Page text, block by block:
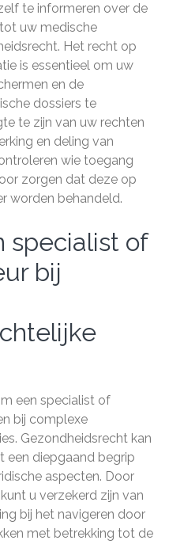
te informeren over de
uw medische
Het recht op
is essentieel om uw
en de
dossiers te
te zijn van uw rechten
en deling van
wie toegang
zorgen dat deze op
worden behandeld.
specialist of
bij
een specialist of
bij complexe
Gezondheidsrecht kan
een diepgaand begrip
aspecten. Door
u verzekerd zijn van
bij het navigeren door
met betrekking tot de